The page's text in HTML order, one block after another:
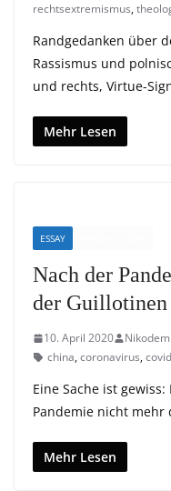
rechtsextremismus,
Randgedanken über
Rassismus und
und rechts, Virtue-
Mehr Lesen
ESSAY
Nach der
der Guillotinen
10. April 2020 Nikodem
china,coronavirus,
Eine Sache ist
Pandemie nicht mehr
Mehr Lesen